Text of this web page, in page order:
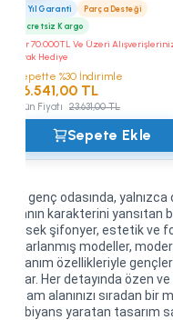
2 Yıl Garanti
Parça Desteği
Ücretsiz Kargo
Her 70.000TL Ve Üzeri
Yatak Hediye
Sepette %30 İndirimle
16.541,00 TL
Ürün Fiyatı 23.631,00 TL
Sepete Ekle
Her genç odasında,
odanın karakterini
yüksek şifonyer, estetik ve
tasarlanmış modeller,
kullanım özellikleriyle
katar. Her detayında özen
yaşam alanınızı sıradan
ambiyans yaratan tasarım